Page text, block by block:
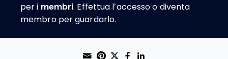
per i membri. Effettua l’accesso o diventa
membro per guardarlo.
Share through Email
Print this page
Share on Pinterest
Share on Twitter
Share on